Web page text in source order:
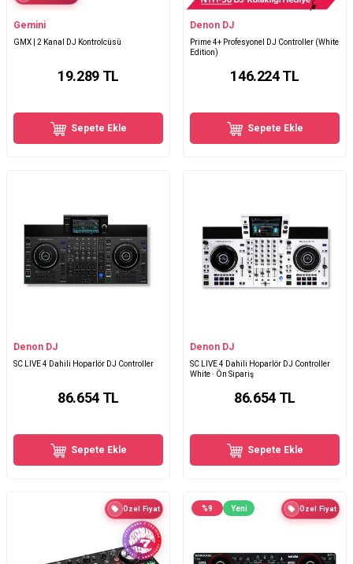
Gemini
GMX | 2 Kanal DJ Kontrolcüsü
19.289TL
Sepete Ekle
Denon DJ
Prime 4+ Profesyonel DJ Controller (White
Edition)
146.224TL
Sepete Ekle
Denon DJ
SC LIVE 4 Dahili Hoparlör DJ Controller
86.654TL
Sepete Ekle
Denon DJ
SC LIVE 4 Dahili Hoparlör DJ Controller
White · Ön Sipariş
86.654TL
Sepete Ekle
Özel Fiyat %9 Yeni Özel Fiyat